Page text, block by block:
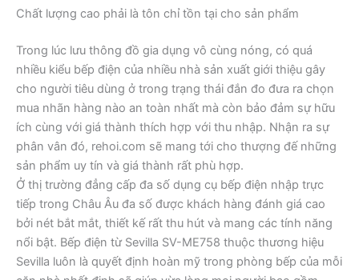
Chất lượng cao phải là tôn chỉ tồn tại cho sản phẩm
Trong lúc lưu thông đồ gia dụng vô cùng nóng, có quá
nhiều kiểu bếp điện của nhiều nhà sản xuất giới thiệu gây
cho người tiêu dùng ở trong trạng thái đắn đo đưa ra chọn
mua nhãn hàng nào an toàn nhất mà còn bảo đảm sự hữu
ích cùng với giá thành thích hợp với thu nhập. Nhận ra sự
phân vân đó, rehoi.com sẽ mang tới cho thượng đế những
sản phẩm uy tín và giá thành rất phù hợp.
Ở thị trường đẳng cấp đa số dụng cụ bếp điện nhập trực
tiếp trong Châu Âu đa số được khách hàng đánh giá cao
bởi nét bắt mắt, thiết kế rất thu hút và mang các tính năng
nổi bật. Bếp điện từ Sevilla SV-ME758 thuộc thương hiệu
Sevilla luôn là quyết định hoàn mỹ trong phòng bếp của mỗi